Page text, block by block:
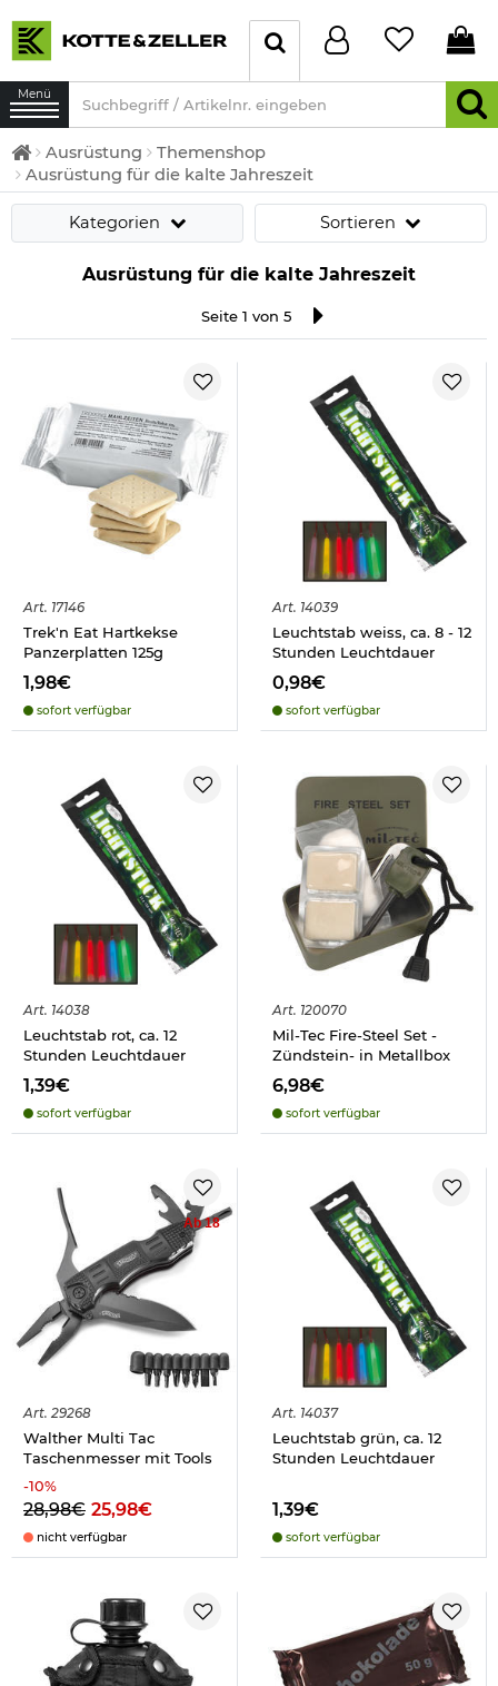
Menü
Ausrüstung
Themenshop
Ausrüstung für die kalte Jahreszeit
Kategorien Sortieren
Ausrüstung für die kalte Jahreszeit
Seite 1 von 5
Art. 17146
Trek'n Eat Hartkekse
Panzerplatten 125g
1,98€
sofort verfügbar
Art. 14039
Leuchtstab weiss, ca. 8 - 12
Stunden Leuchtdauer
0,98€
sofort verfügbar
Art. 14038
Leuchtstab rot, ca. 12
Stunden Leuchtdauer
1,39€
sofort verfügbar
Art. 120070
Mil-Tec Fire-Steel Set -
Zündstein- in Metallbox
6,98€
sofort verfügbar
Ab 18
Art. 29268
Walther Multi Tac
Taschenmesser mit Tools
-10%
28,98€ 25,98€
nicht verfügbar
Art. 14037
Leuchtstab grün, ca. 12
Stunden Leuchtdauer
1,39€
sofort verfügbar